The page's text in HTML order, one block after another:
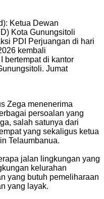
Ketua Dewan
Kota Gunungsitoli
PDI Perjuangan di hari
kembali
bertempat di kantor
Jumat
Zega menenerima
persoalan yang
salah satunya dari
yang sekaligus ketua
Telaumbanua.
jalan lingkungan yang
kelurahan
yang butuh pemeliharaan
yang layak.